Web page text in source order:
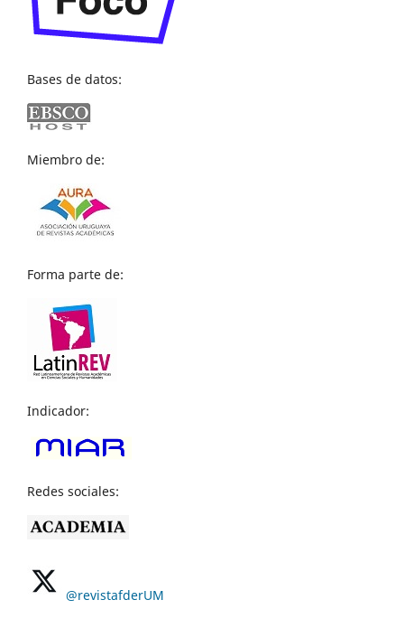
Bases de datos:
Miembro de:
Forma parte de:
Indicador:
Redes sociales:
@revistafderUM